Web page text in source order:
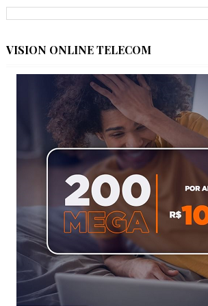
VISION ONLINE TELECOM